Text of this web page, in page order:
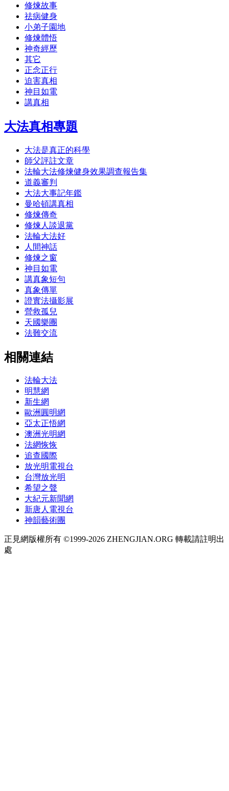
修煉故事
祛病健身
小弟子園地
修煉體悟
神奇經歷
其它
正念正行
迫害真相
神目如電
講真相
大法真相專題
大法是真正的科學
師父評註文章
法輪大法修煉健身效果調查報告集
道義審判
大法大事記年鑑
曼哈頓講真相
修煉傳奇
修煉人談退黨
法輪大法好
人間神話
修煉之窗
神目如電
講真象短句
真象傳單
證實法攝影展
營救孤兒
天國樂團
法難交流
相關連結
法輪大法
明慧網
新生網
歐洲圓明網
亞太正悟網
澳洲光明網
法網恢恢
追查國際
放光明電視台
台灣放光明
希望之聲
大紀元新聞網
新唐人電視台
神韻藝術團
正見網版權所有 ©1999-2026 ZHENGJIAN.ORG 轉載請註明出
處